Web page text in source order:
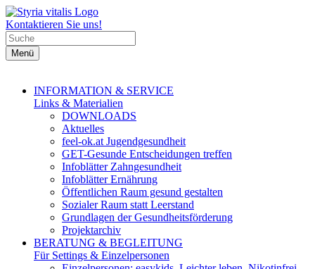
Kontaktieren Sie uns!
Menü
INFORMATION & SERVICE
Links & Materialien
DOWNLOADS
Aktuelles
feel-ok.at Jugendgesundheit
GET-Gesunde Entscheidungen treffen
Infoblätter Zahngesundheit
Infoblätter Ernährung
Öffentlichen Raum gesund gestalten
Sozialer Raum statt Leerstand
Grundlagen der Gesundheitsförderung
Projektarchiv
BERATUNG & BEGLEITUNG
Für Settings & Einzelpersonen